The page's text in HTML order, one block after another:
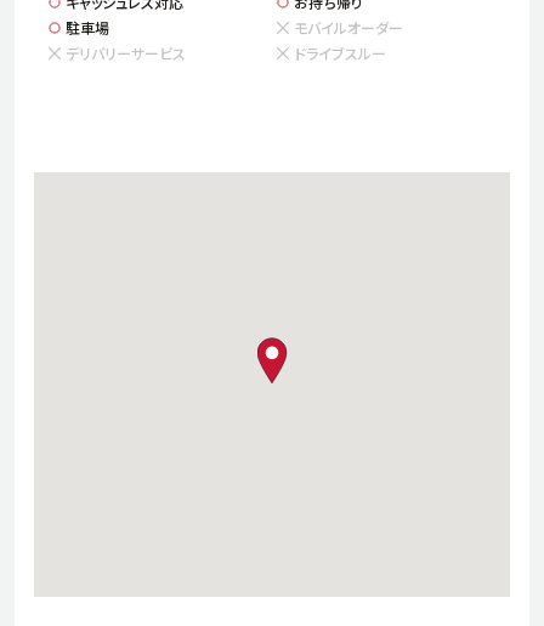
駐車場
モバイルオーダー
デリバリーサービス
ドライブスルー
map pin